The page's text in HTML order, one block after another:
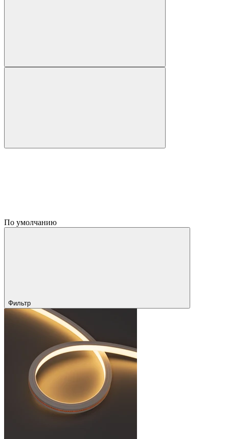
По умолчанию
Фильтр